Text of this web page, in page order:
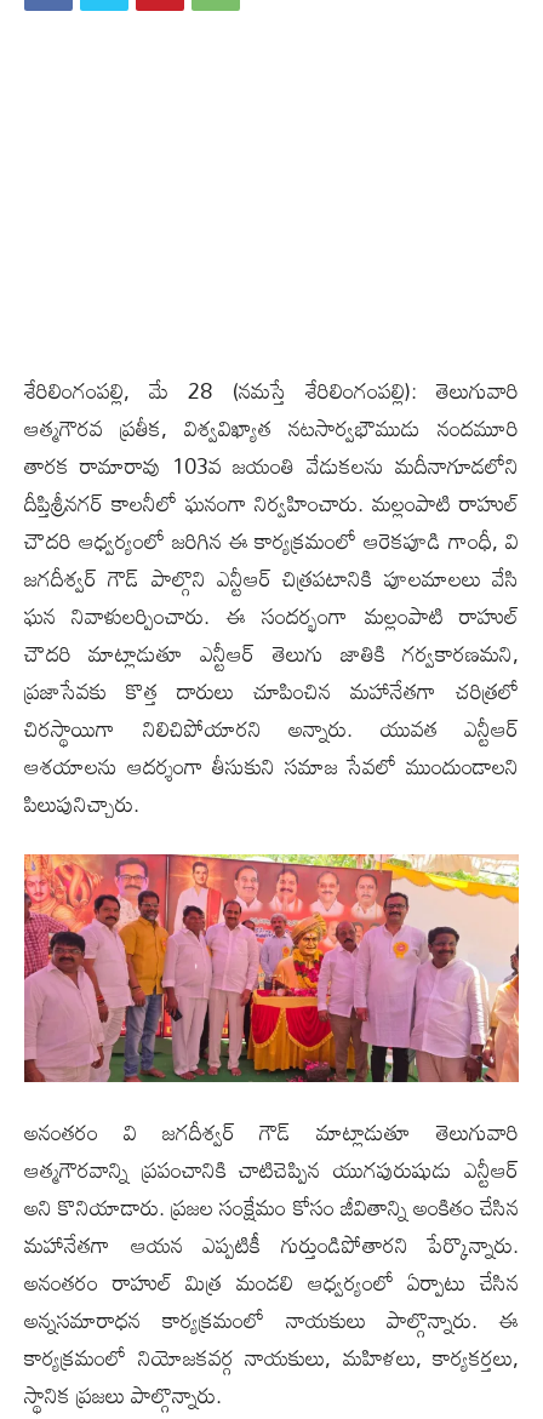
శేరిలింగంప‌ల్లి, మే 28 (న‌మ‌స్తే శేరిలింగంప‌ల్లి): తెలుగువారి
ఆత్మగౌరవ ప్రతీక, విశ్వవిఖ్యాత నటసార్వభౌముడు నందమూరి
తారక రామారావు 103వ జయంతి వేడుకల‌ను మదీనాగూడలోని
దీప్తిశ్రీనగర్ కాలనీలో ఘనంగా నిర్వహించారు. మల్లంపాటి రాహుల్
చౌదరి ఆధ్వర్యంలో జరిగిన ఈ కార్యక్రమంలో ఆరెకపూడి గాంధీ, వి
జగదీశ్వర్ గౌడ్ పాల్గొని ఎన్టీఆర్ చిత్రపటానికి పూలమాలలు వేసి
ఘన నివాళులర్పించారు. ఈ సందర్భంగా మల్లంపాటి రాహుల్
చౌదరి మాట్లాడుతూ ఎన్టీఆర్ తెలుగు జాతికి గర్వకారణమని,
ప్రజాసేవకు కొత్త దారులు చూపించిన మహానేతగా చరిత్రలో
చిరస్థాయిగా నిలిచిపోయారని అన్నారు. యువత ఎన్టీఆర్
ఆశయాలను ఆదర్శంగా తీసుకుని సమాజ సేవలో ముందుండాలని
పిలుపునిచ్చారు.
అనంతరం వి జగదీశ్వర్ గౌడ్ మాట్లాడుతూ తెలుగువారి
ఆత్మగౌరవాన్ని ప్రపంచానికి చాటిచెప్పిన యుగపురుషుడు ఎన్టీఆర్
అని కొనియాడారు. ప్రజల సంక్షేమం కోసం జీవితాన్ని అంకితం చేసిన
మహానేతగా ఆయన ఎప్పటికీ గుర్తుండిపోతారని పేర్కొన్నారు.
అనంతరం రాహుల్ మిత్ర మండలి ఆధ్వర్యంలో ఏర్పాటు చేసిన
అన్నసమారాధన కార్యక్రమంలో నాయకులు పాల్గొన్నారు. ఈ
కార్యక్రమంలో నియోజకవర్గ నాయకులు, మహిళలు, కార్యకర్తలు,
స్థానిక ప్రజలు పాల్గొన్నారు.